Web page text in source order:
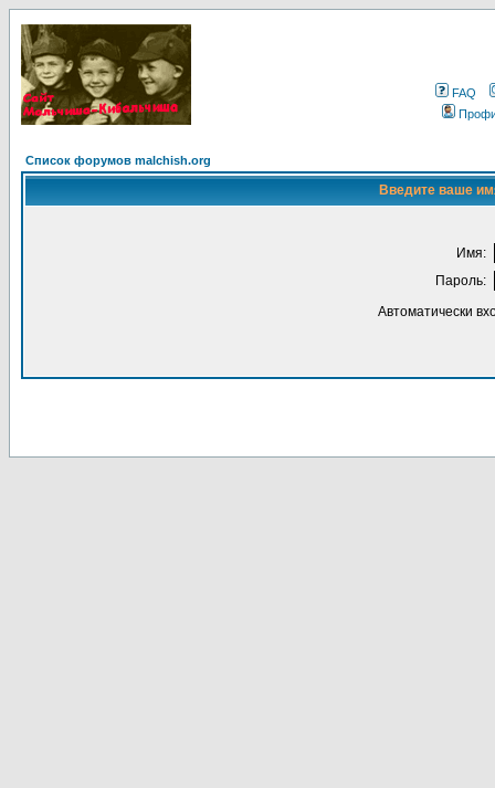
FAQ
Список форумов malchish.org
Введите ваше
Имя:
Пароль:
Автоматически